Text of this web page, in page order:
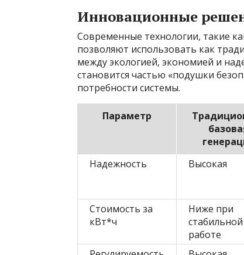
Инновационные
Современные технологии, такие
позволяют использовать как
между экологией, экономией и
становится частью «подушки
потребности системы.
Параметр
Надежность Высокая
Стоимость за
кВт*ч
Ниже при
стабильной
работе